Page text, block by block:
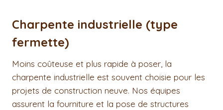
Charpente industrielle (type
fermette)
Moins coûteuse et plus rapide à poser, la
charpente industrielle est souvent choisie pour les
projets de construction neuve. Nos équipes
assurent la fourniture et la pose de structures